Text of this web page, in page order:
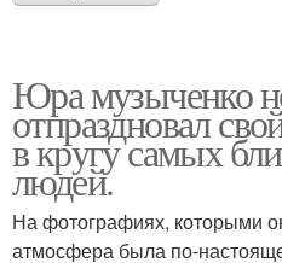
Юра музыченко
отпраздновал
в кругу самых
людей.
На фотографиях, которыми
атмосфера была по-